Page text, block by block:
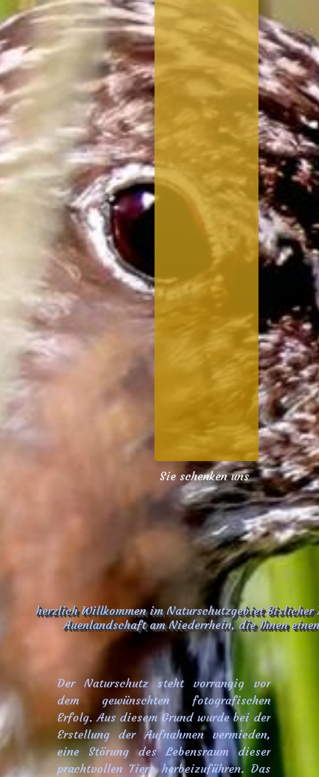
Der Naturschutz steht vorrangig vor
dem gewünschten fotografischen
Erfolg. Aus diesem Grund wurde bei der
Erstellung der Aufnahmen vermieden,
eine Störung des Lebensraum dieser
prachtvollen Tiere herbeizuführen. Das
herzlich Willkommen im Naturschutzgebiet Bislicher
Auenlandschaft am Niederrhein, die Ihnen